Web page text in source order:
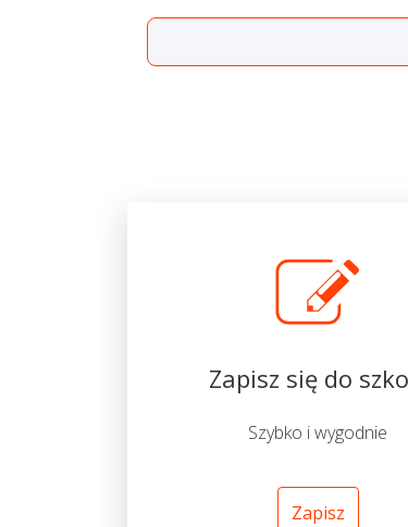
Zapisz się do
Szybko i wygodnie
Zapisz